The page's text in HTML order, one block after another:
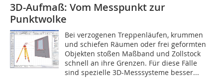
3D-Aufmaß: Vom Messpunkt zur
Punktwolke
Bei verzogenen Treppenläufen, krummen
und schiefen Räumen oder frei geformten
Objekten stoßen Maßband und Zollstock
schnell an ihre Grenzen. Für diese Fälle
sind spezielle 3D-Messsysteme besser...